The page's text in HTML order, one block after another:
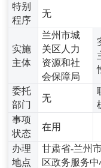
特别
程序
无
实施
主体
兰州市城
关区人力
资源和社
会保障局
委托
部门
无
事项
状态
在用
办理
地点
甘肃省-兰州
区政务服务中